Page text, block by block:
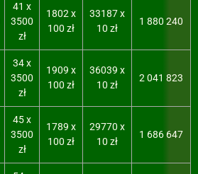
41 x
3500
zł
1802 x
100 zł
33187 x
10 zł
1 880 240
34 x
3500
zł
1909 x
100 zł
36039 x
10 zł
2 041 823
45 x
3500
zł
1789 x
100 zł
29770 x
10 zł
1 686 647